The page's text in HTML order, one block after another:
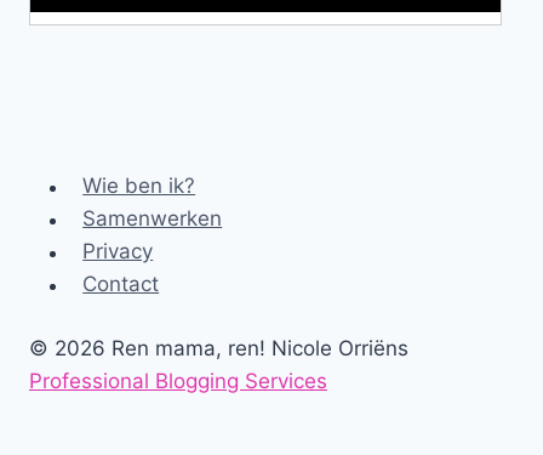
Wie ben ik?
Samenwerken
Privacy
Contact
© 2026 Ren mama, ren! Nicole Orriëns
Professional Blogging Services